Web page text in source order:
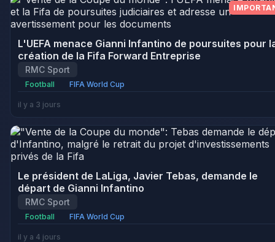
L'UEFA menace Gianni Infantino de poursuites pour
création de la Fifa Forward Entreprise
RMC Sport
Football FIFA World Cup
il y a 3 jours
Le président de LaLiga, Javier Tebas, demande le
départ de Gianni Infantino
RMC Sport
Football FIFA World Cup
il y a 4 jours